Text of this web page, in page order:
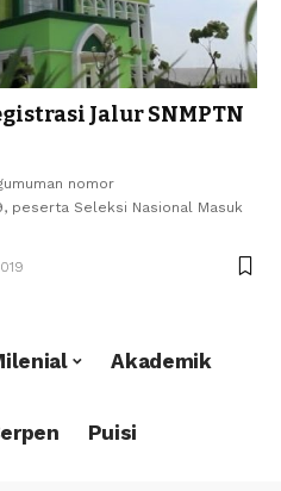
Jalur SNMPTN
nomor
peserta Seleksi Nasional Masuk
Akademik
Puisi